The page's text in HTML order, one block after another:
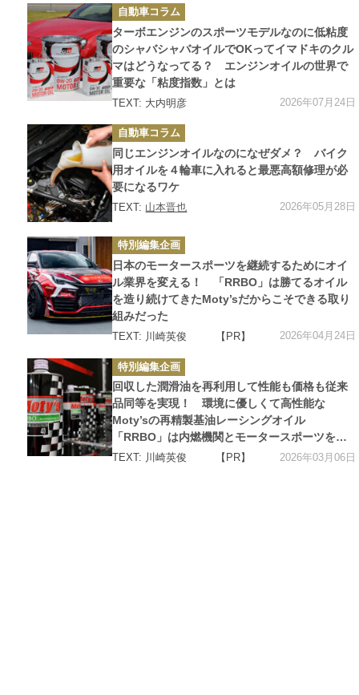
カ
テ
ゴ
リ
ー
自動車コラム
ターボエンジンのスポーツモデルなのに低粘度
のシャバシャバオイルでOKってイマドキのクル
マはどうなってる？ エンジンオイルの世界で
重要な「粘度指数」とは
TEXT: 大内明彦 2026年07月24日
カ
テ
ゴ
リ
ー
自動車コラム
同じエンジンオイルなのになぜダメ？ バイク
用オイルを４輪車に入れると最悪高額修理が必
要になるワケ
TEXT: 山本晋也 2026年05月28日
カ
テ
ゴ
リ
ー
特別編集企画
日本のモータースポーツを継続するためにオイ
ル業界を変える！ 「RRBO」は勝てるオイル
を造り続けてきたMoty’sだからこそできる取り
組みだった
TEXT: 川崎英俊 【PR】 2026年04月24日
カ
テ
ゴ
リ
ー
特別編集企画
回収した潤滑油を再利用して性能も価格も従来
品同等を実現！ 環境に優しくて高性能な
Moty’sの再精製基油レーシングオイル
「RRBO」は内燃機関とモータースポーツを持
続可能にするオイルだった
TEXT: 川崎英俊 【PR】 2026年03月06日